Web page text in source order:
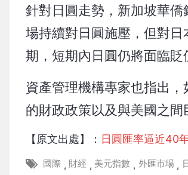
針對日圓走勢，新加坡華
場持續對日圓施壓，但對
期，短期內日圓仍將面臨貶
資產管理機構專家也指出
的財政政策以及與美國之間
【原文出處】： 日圓匯率逼近40
國際 , 財經 , 美元指數 , 外匯市場 ,